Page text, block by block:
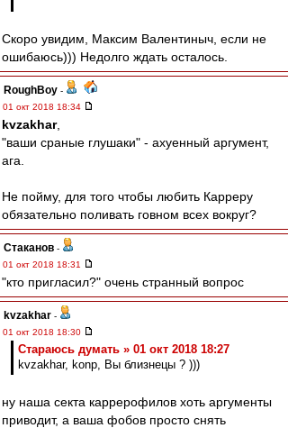
Скоро увидим, Максим Валентиныч, если не
ошибаюсь))) Недолго ждать осталось.
RoughBoy -
01 окт 2018 18:34
kvzakhar,
"ваши сраные глушаки" - ахуенный аргумент,
ага.
Не пойму, для того чтобы любить Карреру
обязательно поливать говном всех вокруг?
Cтаканов -
01 окт 2018 18:31
"кто пригласил?" очень странный вопрос
kvzakhar -
01 окт 2018 18:30
Стараюсь думать » 01 окт 2018 18:27
kvzakhar, konp, Вы близнецы ? )))
ну наша секта каррерофилов хоть аргументы
приводит, а ваша фобов просто снять